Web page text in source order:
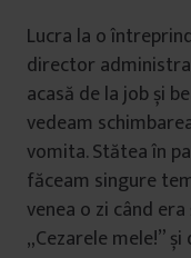
Lucra la o
director
acasă de la job și
vedeam
vomita. Stătea în
făceam singure
venea o zi când
„Cezarele mele!”